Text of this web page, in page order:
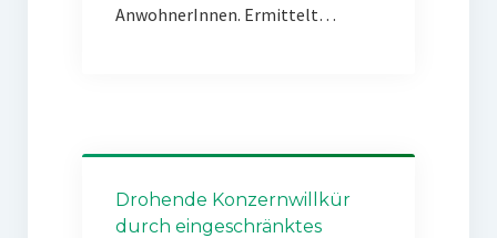
AnwohnerInnen. Ermittelt…
Drohende Konzernwillkür
durch eingeschränktes